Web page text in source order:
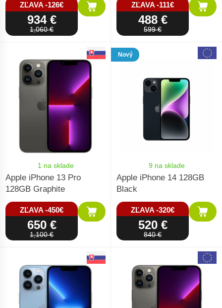
ZĽAVA -126€
934 €
1,060 €
ZĽAVA -111€
488 €
599 €
1 na sklade
Apple iPhone 13 Pro
128GB Graphite
ZĽAVA -450€
650 €
1,100 €
Nový
9 na sklade
Apple iPhone 14 128GB
Black
ZĽAVA -320€
520 €
840 €